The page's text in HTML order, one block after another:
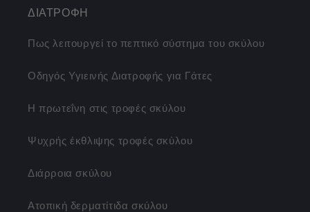
ΔΙΑΤΡΟΦΗ
Πως λειτουργεί το πεπτικό σύστημα του σκύλου
Οδηγός Υγιεινής Διατροφής για Γάτες
Η πρωτεΐνη στις τροφές σκύλου
Ψυχρής έκθλιψης τροφές σκύλου
Διάρροια σκύλου
Ατοπική δερματίτιδα σκύλου